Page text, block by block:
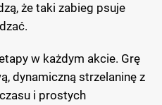
że taki zabieg psuje
w każdym akcie. Grę
dynamiczną strzelaninę z
i prostych